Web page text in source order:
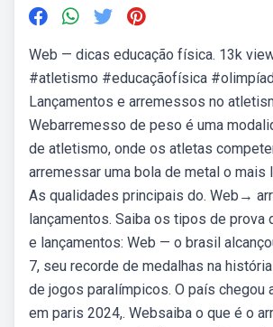
Web — dicas educação física. 13k
#atletismo #educaçãofísica
Lançamentos e arremessos no
Webarremesso de peso é uma
de atletismo, onde os atletas
arremessar uma bola de metal o mais
As qualidades principais do. Web→
lançamentos. Saiba os tipos de prova
e lançamentos: Web — o brasil
7, seu recorde de medalhas na
de jogos paralímpicos. O país chegou
em paris 2024,. Websaiba o que é o